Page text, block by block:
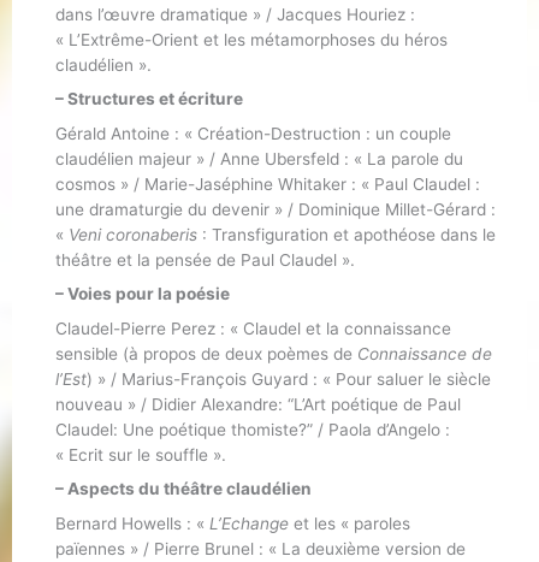
dans l’œuvre dramatique » / Jacques Houriez :
« L’Extrême-Orient et les métamorphoses du héros
claudélien ».
– Structures et écriture
Gérald Antoine : « Création-Destruction : un couple
claudélien majeur » / Anne Ubersfeld : « La parole du
cosmos » / Marie-Jaséphine Whitaker : « Paul Claudel :
une dramaturgie du devenir » / Dominique Millet-Gérard :
« Veni coronaberis : Transfiguration et apothéose dans le
théâtre et la pensée de Paul Claudel ».
– Voies pour la poésie
Claudel-Pierre Perez : « Claudel et la connaissance
sensible (à propos de deux poèmes de Connaissance de
l’Est) » / Marius-François Guyard : « Pour saluer le siècle
nouveau » / Didier Alexandre: “L’Art poétique de Paul
Claudel: Une poétique thomiste?” / Paola d’Angelo :
« Ecrit sur le souffle ».
– Aspects du théâtre claudélien
Bernard Howells : « L’Echange et les « paroles
païennes » / Pierre Brunel : « La deuxième version de